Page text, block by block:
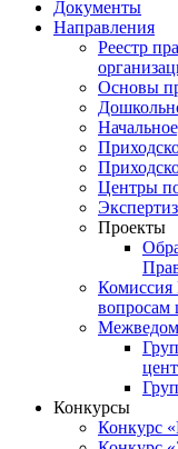
Документы
Направления
Реестр
Основы
Центры
Проекты
Комиссия
вопросам
Конкурсы
Конкурс